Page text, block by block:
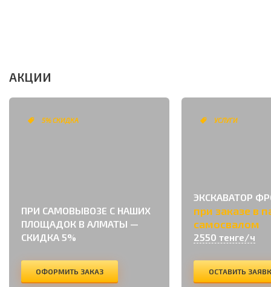
АКЦИИ
5% СКИДКА
ПРИ САМОВЫВОЗЕ С НАШИХ
ПЛОЩАДОК В АЛМАТЫ —
СКИДКА 5%
ОФОРМИТЬ ЗАКАЗ
УСЛУГИ
ЭКСКАВАТОР
при заказе в
самосвалом
2550 тенге/ч
ОСТАВИТЬ